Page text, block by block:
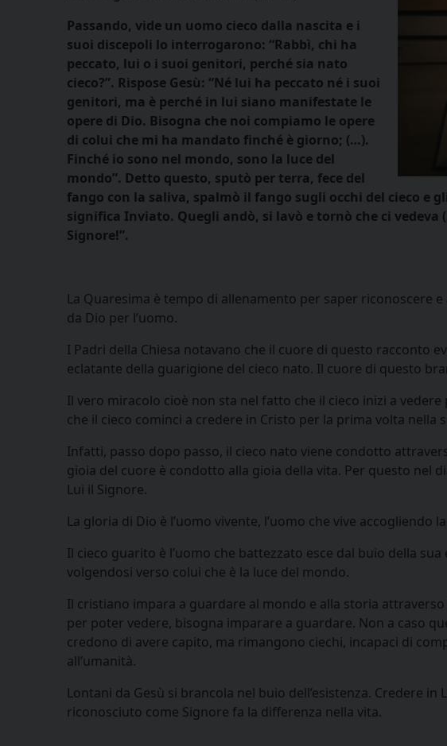
Passando, vide un uomo cieco dalla nascita e i
suoi discepoli lo interrogarono: “Rabbì, chi ha
peccato, lui o i suoi genitori, perché sia nato
cieco?”. Rispose Gesù: “Né lui ha peccato né i suoi
genitori, ma è perché in lui siano manifestate le
opere di Dio. Bisogna che noi compiamo le opere
di colui che mi ha mandato finché è giorno; (…).
Finché io sono nel mondo, sono la luce del
mondo”. Detto questo, sputò per terra, fece del
fango con la saliva, spalmò il fango sugli occhi del cieco e
significa Inviato. Quegli andò, si lavò e tornò che ci vedeva
Signore!”.
La Quaresima è tempo di allenamento per saper riconoscere
da Dio per l’uomo.
I Padri della Chiesa notavano che il cuore di questo racconto
eclatante della guarigione del cieco nato. Il cuore di questo
Il vero miracolo cioè non sta nel fatto che il cieco inizi a
che il cieco cominci a credere in Cristo per la prima volta nella
Infatti, passo dopo passo, il cieco nato viene condotto
gioia del cuore è condotto alla gioia della vita. Per questo nel
Lui il Signore.
La gloria di Dio è l’uomo vivente, l’uomo che vive accogliendo
Il cieco guarito è l’uomo che battezzato esce dal buio della
volgendosi verso colui che è la luce del mondo.
Il cristiano impara a guardare al mondo e alla storia
per poter vedere, bisogna imparare a guardare. Non a caso
credono di avere capito, ma rimangono ciechi, incapaci di
all’umanità.
Lontani da Gesù si brancola nel buio dell’esistenza. Credere in
riconosciuto come Signore fa la differenza nella vita.